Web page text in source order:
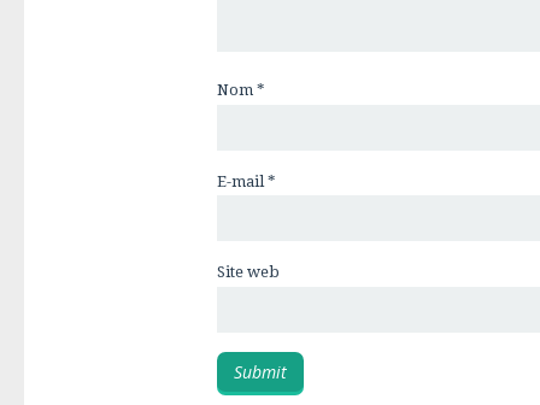
Nom *
E-mail *
Site web